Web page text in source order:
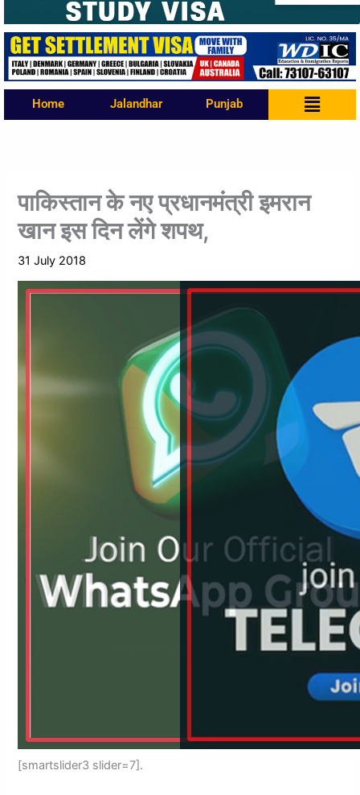
Home Jalandhar Punjab Menu
पाकिस्‍तान के नए प्रधानमंत्री इमरान
खान इस दिन लेंगे शपथ,
31 July 2018
[smartslider3 slider=7].